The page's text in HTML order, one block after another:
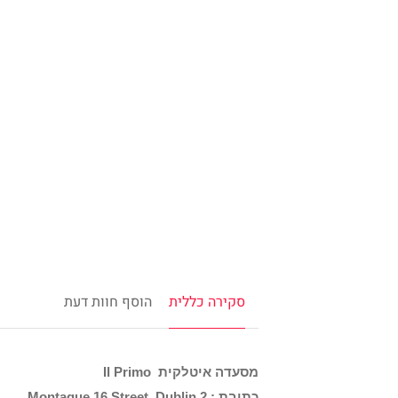
סקירה כללית הוסף חוות דעת
מסעדה איטלקית Il Primo